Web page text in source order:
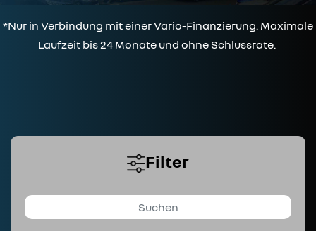
*Nur in Verbindung mit einer Vario-Finanzierung. Maximale
Laufzeit bis 24 Monate und ohne Schlussrate.
Filter